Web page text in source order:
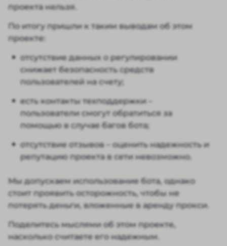
проекта нельзя.
По итогу пришли к таким выводам об этом
проекте:
отсутствие данных о регулировании
снижает безопасность средств
пользователей на счету;
есть контакты техподдержки –
пользователи смогут обратиться за
помощью в случае багов бота;
отсутствие отзывов – оценить надежность и
репутацию проекта в сети невозможно.
Мы допускаем использование бота, однако
стоит проявить осторожность, чтобы не
потерять деньги, вложенные в аренду прокси.
Поделитесь мыслями об этом проекте,
насколько считаете его надежным.